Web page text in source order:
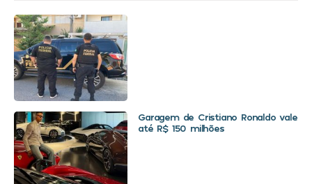
Garagem de Cristiano Ronaldo vale
até R$ 150 milhões